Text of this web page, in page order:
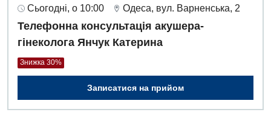
Сьогодні, о 10:00 Одеса, вул. Варненська, 2
Телефонна консультація акушера-
гінеколога Янчук Катерина
Знижка 30%
Записатися на прийом